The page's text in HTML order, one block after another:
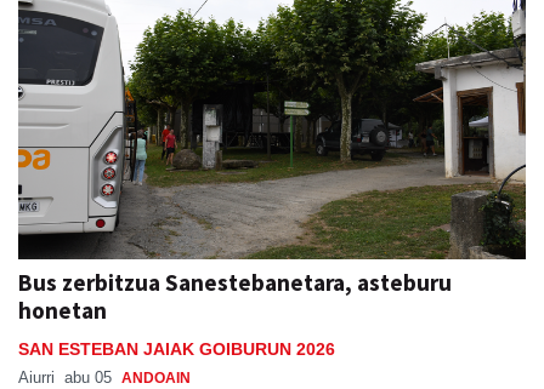
Bus zerbitzua Sanestebanetara, asteburu
honetan
SAN ESTEBAN JAIAK GOIBURUN 2026
Aiurri abu 05 ANDOAIN